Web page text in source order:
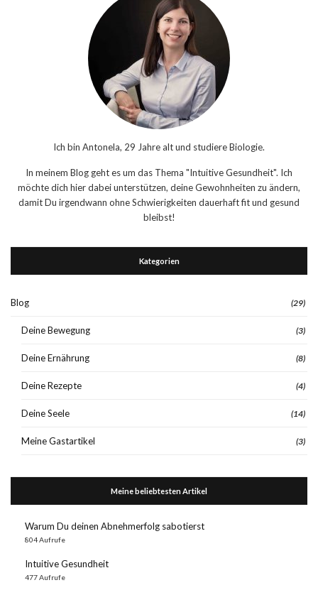
Ich bin Antonela, 29 Jahre alt und studiere Biologie.
In meinem Blog geht es um das Thema "Intuitive Gesundheit". Ich
möchte dich hier dabei unterstützen, deine Gewohnheiten zu ändern,
damit Du irgendwann ohne Schwierigkeiten dauerhaft fit und gesund
bleibst!
Kategorien
Blog (29)
Deine Bewegung (3)
Deine Ernährung (8)
Deine Rezepte (4)
Deine Seele (14)
Meine Gastartikel (3)
Meine beliebtesten Artikel
Warum Du deinen Abnehmerfolg sabotierst
804 Aufrufe
Intuitive Gesundheit
477 Aufrufe